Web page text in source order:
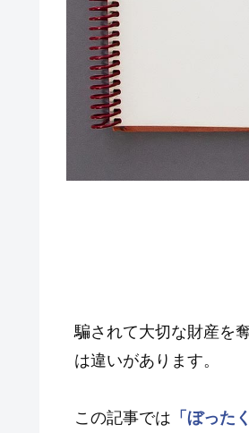
騙されて大切な財産を
は違いがあります。
この記事では 「ぼった